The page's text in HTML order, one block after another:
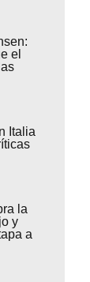
el
Italia
la
y
a